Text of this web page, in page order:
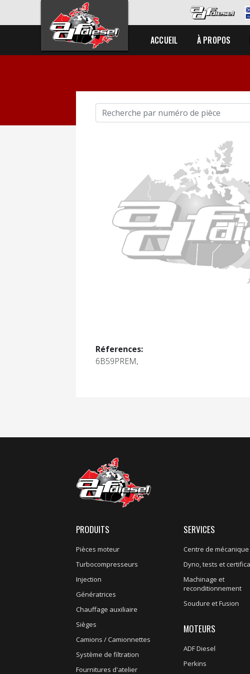
ACCUEIL À PROPOS
Réferences:
6B59PREM,
PRODUITS
Pièces moteur
Turbocompresseurs
Injection
Génératrices
Chauffage auxiliaire
Sièges
Camions / Camionnettes
Système de filtration
Fournitures d'atelier
SERVICES
Centre de mécanique
Dyno, tests et
Machinage et
reconditionnement
Soudure et Fusion
MOTEURS
ADF Diesel
Perkins